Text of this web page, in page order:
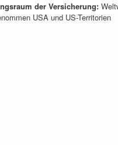
der Versicherung:
USA und US-Territorien